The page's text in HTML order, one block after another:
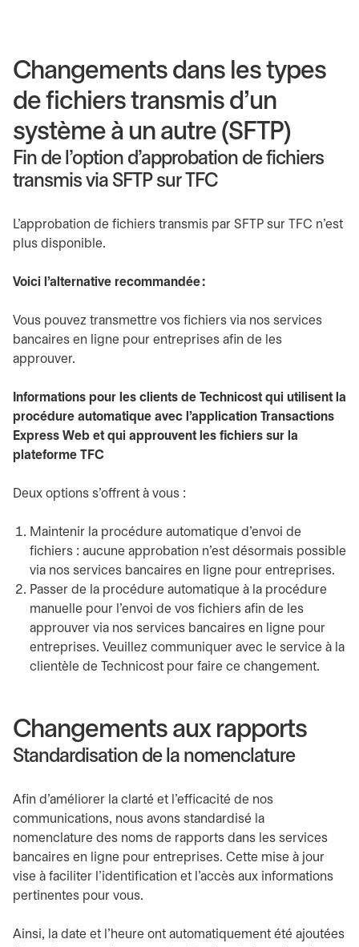
Changements dans les types
de fichiers transmis d’un
système à un autre (SFTP)
Fin de l’option d’approbation de fichiers
transmis via SFTP sur TFC
L’approbation de fichiers transmis par SFTP sur TFC n’est
plus disponible.
Voici l’alternative recommandée :
Vous pouvez transmettre vos fichiers via nos services
bancaires en ligne pour entreprises afin de les
approuver.
Informations pour les clients de Technicost qui utilisent la
procédure automatique avec l’application Transactions
Express Web et qui approuvent les fichiers sur la
plateforme TFC
Deux options s’offrent à vous :
Maintenir la procédure automatique d’envoi de
fichiers : aucune approbation n’est désormais possible
via nos services bancaires en ligne pour entreprises.
Passer de la procédure automatique à la procédure
manuelle pour l’envoi de vos fichiers afin de les
approuver via nos services bancaires en ligne pour
entreprises. Veuillez communiquer avec le service à la
clientèle de Technicost pour faire ce changement.
Changements aux rapports
Standardisation de la nomenclature
Afin d’améliorer la clarté et l'efficacité de nos
communications, nous avons standardisé la
nomenclature des noms de rapports dans les services
bancaires en ligne pour entreprises. Cette mise à jour
vise à faciliter l'identification et l'accès aux informations
pertinentes pour vous.
Ainsi, la date et l’heure ont automatiquement été ajoutées